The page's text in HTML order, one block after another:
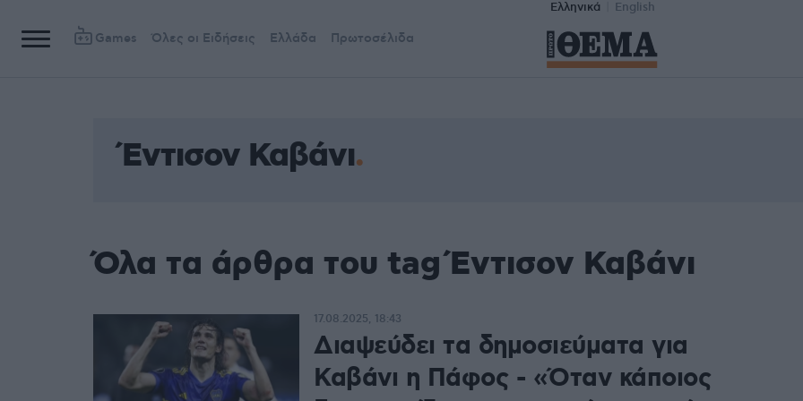
Ελληνικά English
Games Όλες οι Ειδήσεις Ελλάδα Πρωτοσέλιδα
Έντισον Καβάνι
Όλα τα άρθρα του tag Έντισον Καβάνι
Διαψεύδει τα δημοσιεύματα για
Καβάνι η Πάφος - «Όταν κάποιος
17.08.2025, 18:43